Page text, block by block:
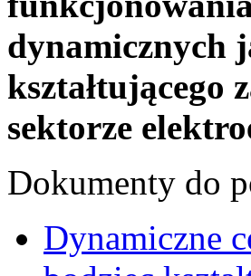
dynamicznych
kształtującego
sektorze
Dokumenty do
Dynamiczne